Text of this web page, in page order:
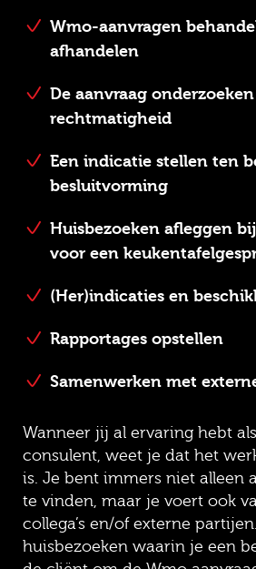
Wmo-aanvragen
afhandelen
De aanvraag
rechtmatigheid
Een indicatie stellen ten
besluitvorming
Huisbezoeken afleggen
voor een
(Her)indicaties en
Rapportages opstellen
Samenwerken met
Wanneer jij al ervaring hebt
consulent, weet je dat het
is. Je bent immers niet alleen
te vinden, maar je voert ook
collega’s en/of externe
huisbezoeken waarin je een